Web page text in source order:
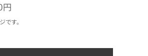
です。